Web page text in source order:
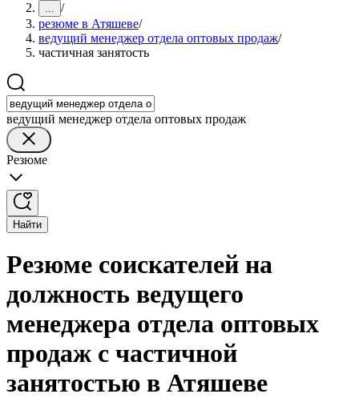
... /
резюме в Атяшеве/
ведущий менеджер отдела оптовых продаж/
частичная занятость
ведущий менеджер отдела оптовых продаж
Резюме
Найти
Резюме соискателей на
должность ведущего
менеджера отдела оптовых
продаж с частичной
занятостью в Атяшеве